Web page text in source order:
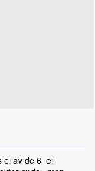
ei av de 6 ei